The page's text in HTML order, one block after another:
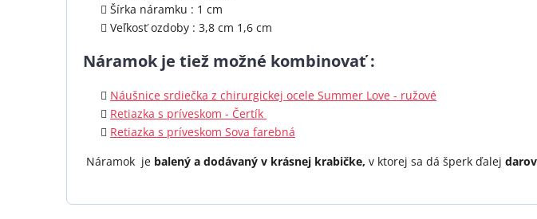
Šírka náramku : 1 cm
Veľkosť ozdoby : 3,8 cm 1,6 cm
Náramok je tiež možné kombinovať :
Náušnice srdiečka z chirurgickej ocele Summer Love - ružové
Retiazka s príveskom - Čertík
Retiazka s príveskom Sova farebná
Náramok je balený a dodávaný v krásnej krabičke, v ktorej sa dá šperk ďalej